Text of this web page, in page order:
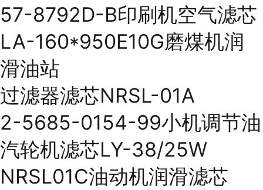
57-8792D-B印刷机空气滤芯
LA-160*950E10G磨煤机润
滑油站
过滤器滤芯NRSL-01A
2-5685-0154-99小机调节油
汽轮机滤芯LY-38/25W
NRSL01C油动机润滑滤芯